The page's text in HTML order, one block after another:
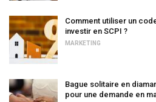
Comment utiliser un
investir en SCPI ?
MARKETING
Bague solitaire en
pour une demande en